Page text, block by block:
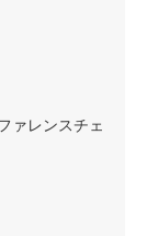
ァレンスチェ